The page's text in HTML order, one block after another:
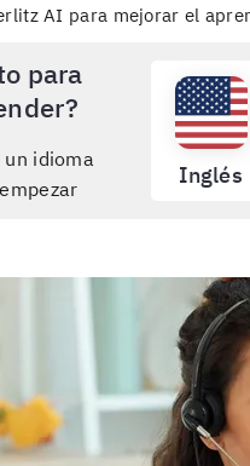
AI para mejorar el
para
un idioma
Inglés